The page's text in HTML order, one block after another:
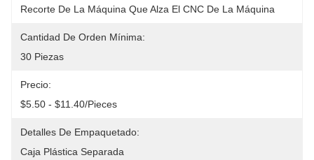
Recorte De La Máquina Que Alza El CNC De La Máquina
Cantidad De Orden Mínima:
30 Piezas
Precio:
$5.50 - $11.40/pieces
Detalles De Empaquetado:
Caja Plástica Separada